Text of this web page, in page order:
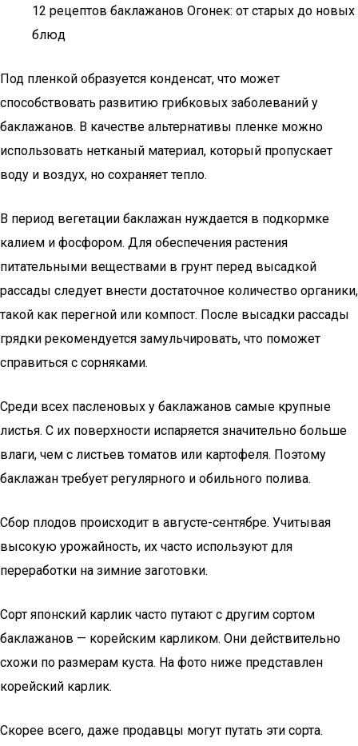
12 рецептов баклажанов Огонек: от старых до новых
блюд
Под пленкой образуется конденсат, что может
способствовать развитию грибковых заболеваний у
баклажанов. В качестве альтернативы пленке можно
использовать нетканый материал, который пропускает
воду и воздух, но сохраняет тепло.
В период вегетации баклажан нуждается в подкормке
калием и фосфором. Для обеспечения растения
питательными веществами в грунт перед высадкой
рассады следует внести достаточное количество органики,
такой как перегной или компост. После высадки рассады
грядки рекомендуется замульчировать, что поможет
справиться с сорняками.
Среди всех пасленовых у баклажанов самые крупные
листья. С их поверхности испаряется значительно больше
влаги, чем с листьев томатов или картофеля. Поэтому
баклажан требует регулярного и обильного полива.
Сбор плодов происходит в августе-сентябре. Учитывая
высокую урожайность, их часто используют для
переработки на зимние заготовки.
Сорт японский карлик часто путают с другим сортом
баклажанов — корейским карликом. Они действительно
схожи по размерам куста. На фото ниже представлен
корейский карлик.
Скорее всего, даже продавцы могут путать эти сорта.